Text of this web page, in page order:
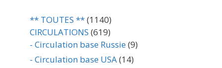
** TOUTES **(1140)
CIRCULATIONS (619)
- Circulation base Russie(9)
- Circulation base USA(14)